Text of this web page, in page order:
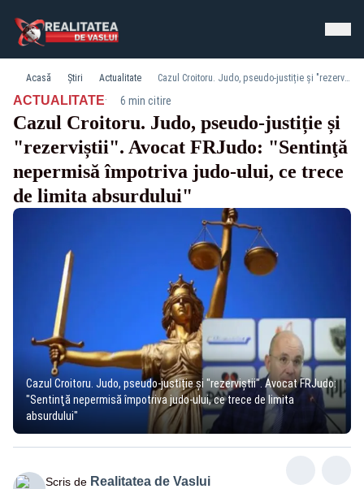
Acasă Știri Actualitate Cazul Croitoru. Judo, pseudo-justiție și "rezerviștii". Avocat FRJudo: "Sentinţă nepermisă împotriva judo-ului, ce trece de limita absurdului"
ACTUALITATE· 6 min citire
Cazul Croitoru. Judo, pseudo-justiție și
"rezerviștii". Avocat FRJudo: "Sentinţă
nepermisă împotriva judo-ului, ce trece
de limita absurdului"
Cazul Croitoru. Judo, pseudo-justiție și "rezerviștii". Avocat FRJudo:
"Sentinţă nepermisă împotriva judo-ului, ce trece de limita
absurdului"
Scris de Realitatea de Vaslui